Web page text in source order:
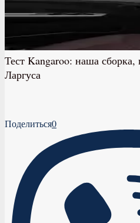
Тест Kangaroo: наша сборка,
Ларгуса
Поделиться0